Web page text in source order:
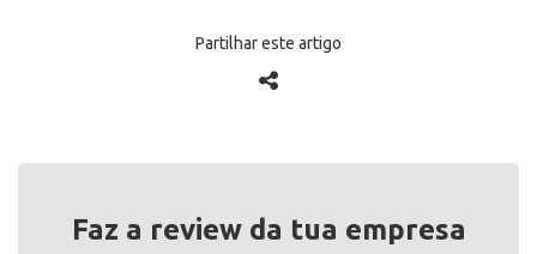
Partilhar este artigo
Faz a review da tua empresa